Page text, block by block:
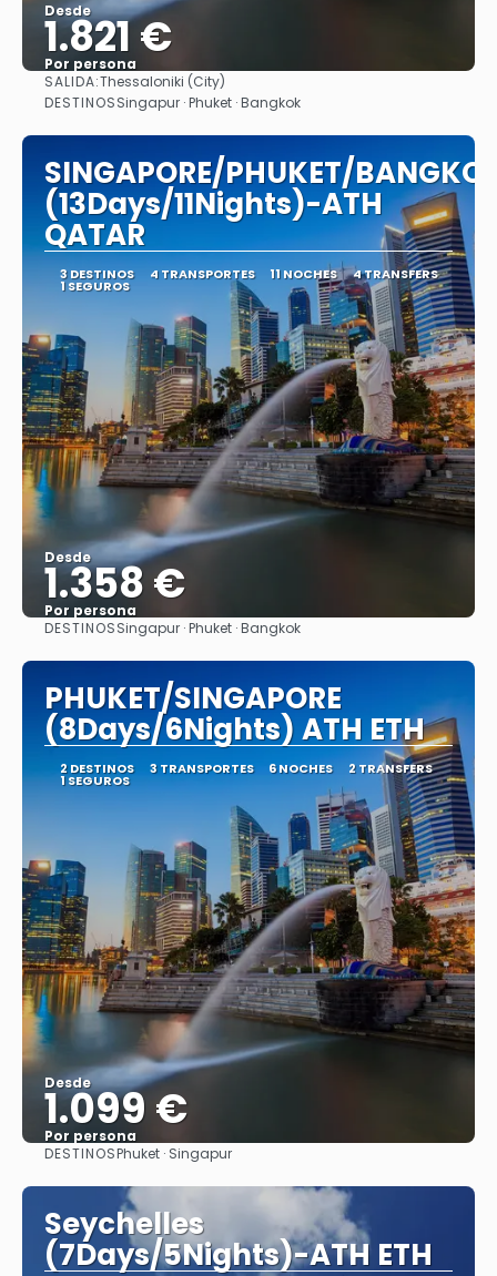
Desde
1.821 €
Por persona
Ver
SALIDA:Thessaloniki (City)
DESTINOSSingapur · Phuket · Bangkok
SINGAPORE/PHUKET/
(13Days/11Nights)-ATH
QATAR
3 DESTINOS 4 TRANSPORTES 11 NOCHES 4 TRANSFERS
1 SEGUROS
Desde
1.358 €
Por persona
Ver
DESTINOSSingapur · Phuket · Bangkok
PHUKET/SINGAPORE
(8Days/6Nights) ATH ETH
2 DESTINOS 3 TRANSPORTES 6 NOCHES 2 TRANSFERS
1 SEGUROS
Desde
1.099 €
Por persona
DESTINOSPhuket · Singapur
Seychelles
(7Days/5Nights)-ATH ETH